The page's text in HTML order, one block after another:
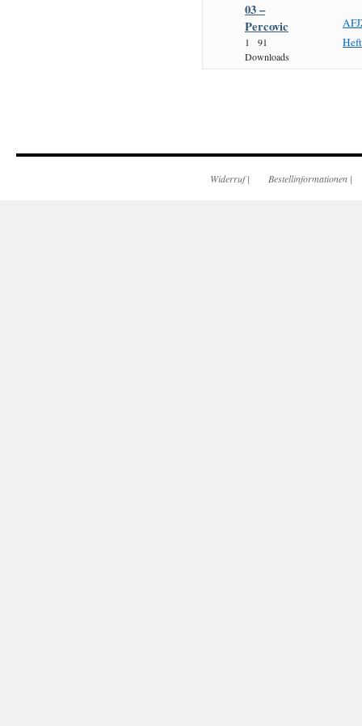
03 –
Percovic
1
91
Downloads
Widerruf| Bestellinformationen |